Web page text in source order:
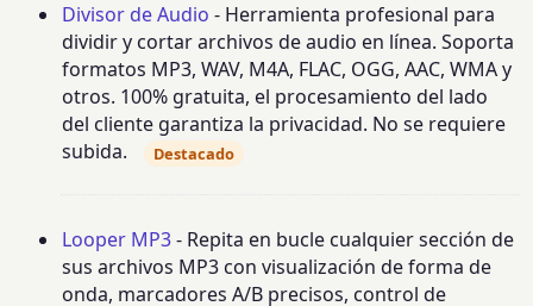
Divisor de Audio - Herramienta profesional para
dividir y cortar archivos de audio en línea. Soporta
formatos MP3, WAV, M4A, FLAC, OGG, AAC, WMA y
otros. 100% gratuita, el procesamiento del lado
del cliente garantiza la privacidad. No se requiere
subida.
Destacado
Looper MP3- Repita en bucle cualquier sección de
sus archivos MP3 con visualización de forma de
onda, marcadores A/B precisos, control de